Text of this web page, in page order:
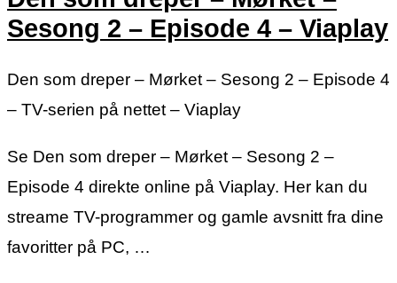
Sesong 2 – Episode 4 – Viaplay
Den som dreper – Mørket – Sesong 2 – Episode 4
– TV-serien på nettet – Viaplay
Se Den som dreper – Mørket – Sesong 2 –
Episode 4 direkte online på Viaplay. Her kan du
streame TV-programmer og gamle avsnitt fra dine
favoritter på PC, …